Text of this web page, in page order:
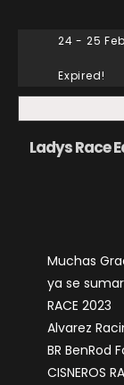
24 - 25
Expired!
Ladys Race
Muchas
ya se
RACE 2023
Alvarez
BR BenRod
CISNEROS